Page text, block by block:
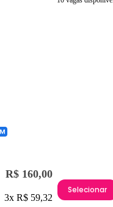
R$ 160,00
3x R$ 59,32
Selecionar